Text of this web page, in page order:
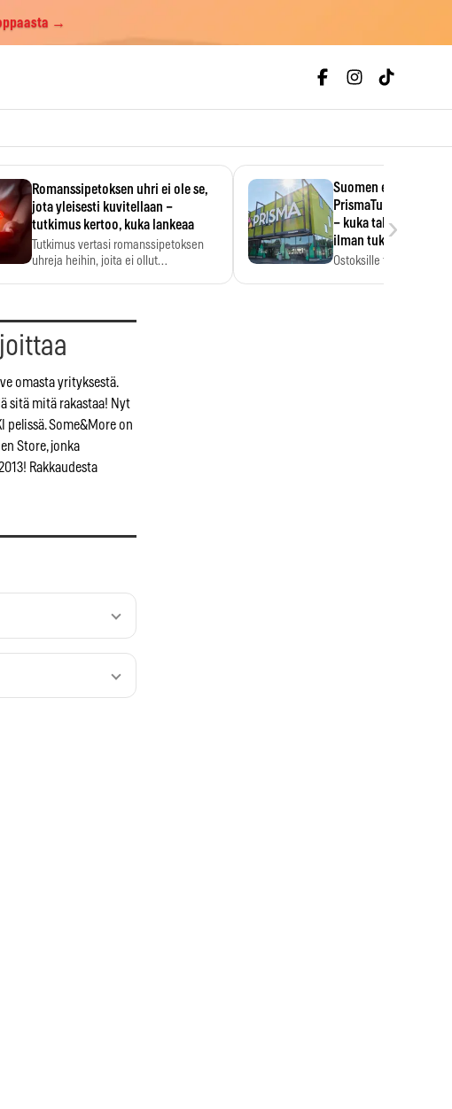
→
Romanssipetoksen uhri ei ole se,
jota yleisesti kuvitellaan –
tutkimus kertoo, kuka lankeaa
Tutkimus vertasi romanssipetoksen
uhreja heihin, joita ei ollut…
Suomen
PrismaTukku avautui
– kuka tahansa
ilman tukkukorttia
Ostoksille tarvitse
›
omasta yrityksestä.
sitä mitä rakastaa! Nyt
pelissä. Some&More on
Store, jonka
Rakkaudesta